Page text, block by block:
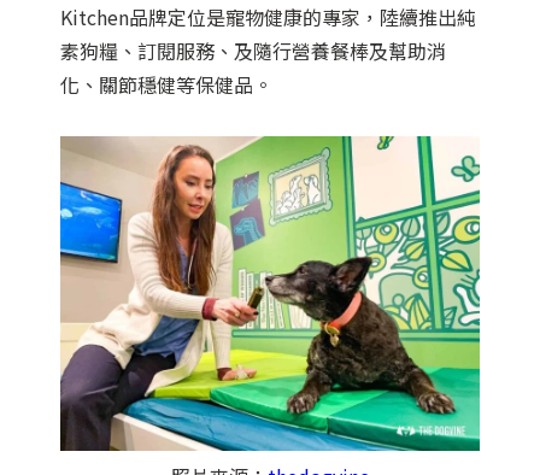
Kitchen品牌定位是寵物健康的專家，陸續推出純
素狗糧、訂閱服務、及隨行營養餐棒及幫助消
化、關節穩健等保健品。